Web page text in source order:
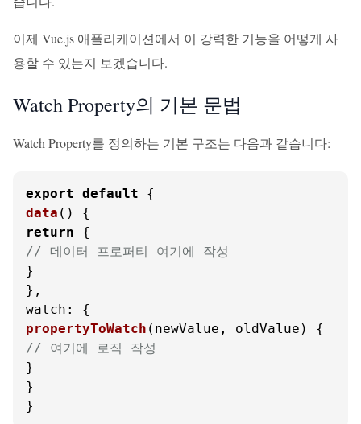
이제 Vue.js 애플리케이션에서 이 강력한 기능을 어떻게 사
용할 수 있는지 보겠습니다.
Watch Property의 기본 문법
Watch Property를 정의하는 기본 구조는 다음과 같습니다:
export default
data (
return
// 데이터 프로퍼티 여기에 작성
}
watch
propertyToWatch ( newValue, oldValue
// 여기에 로직 작성
}
}
}